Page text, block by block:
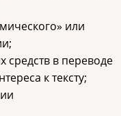
или
средств в переводе
к тексту;